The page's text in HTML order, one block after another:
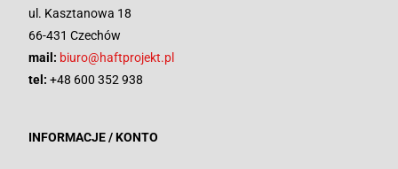
ul. Kasztanowa 18
66-431 Czechów
mail: biuro@haftprojekt.pl
tel: +48 600 352 938
INFORMACJE / KONTO